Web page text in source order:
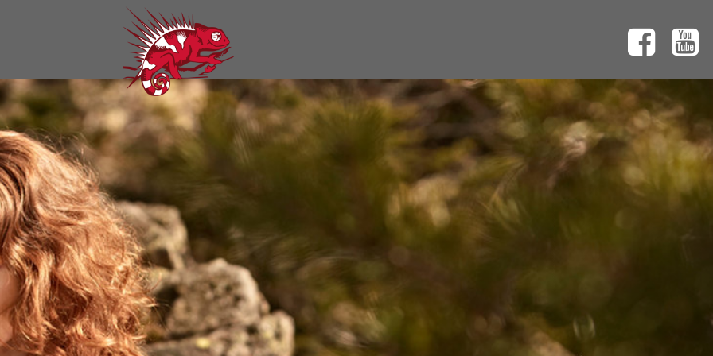
VORHER-NACHHER
HAARVERLÄNGERUNG
PREISE
VERANSTALTUNGEN
TEAM
KONTAKT